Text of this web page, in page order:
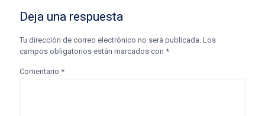
Deja una respuesta
Tu dirección de correo electrónico no será publicada. Los
campos obligatorios están marcados con *
Comentario *